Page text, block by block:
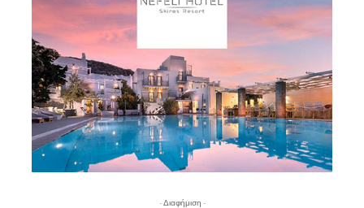
- Διαφήμιση -